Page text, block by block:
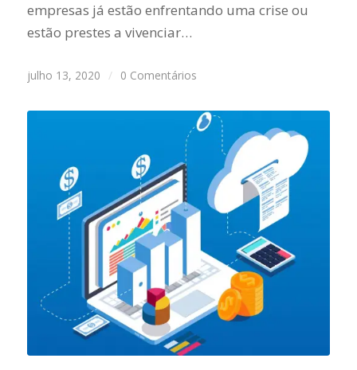
empresas já estão enfrentando uma crise ou
estão prestes a vivenciar…
julho 13, 2020 / 0 Comentários